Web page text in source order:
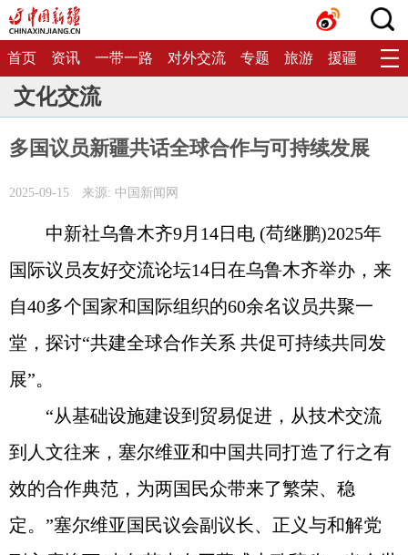
首页 资讯 一带一路 对外交流 专题 旅游 援疆 生态
文化交流
多国议员新疆共话全球合作与可持续发展
2025-09-15 来源: 中国新闻网
中新社乌鲁木齐9月14日电 (苟继鹏)2025年
国际议员友好交流论坛14日在乌鲁木齐举办，来
自40多个国家和国际组织的60余名议员共聚一
堂，探讨“共建全球合作关系 共促可持续共同发
展”。
“从基础设施建设到贸易促进，从技术交流
到人文往来，塞尔维亚和中国共同打造了行之有
效的合作典范，为两国民众带来了繁荣、稳
定。”塞尔维亚国民议会副议长、正义与和解党